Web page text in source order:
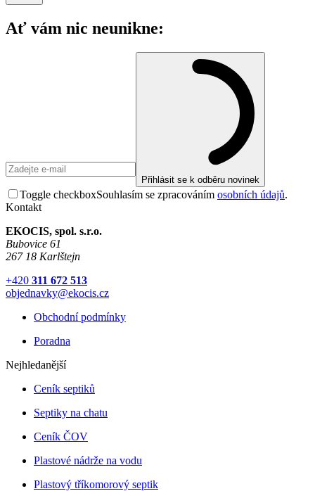
Ať vám nic neunikne:
Přihlásit se k odběru novinek
Toggle checkboxSouhlasím se zpracováním osobních údajů.
Kontakt
EKOCIS, spol. s.r.o.
Bubovice 61
267 18 Karlštejn
+420 311 672 513
objednavky@ekocis.cz
Obchodní podmínky
Poradna
Nejhledanější
Ceník septiků
Septiky na chatu
Ceník ČOV
Plastové nádrže na vodu
Plastový tříkomorový septik